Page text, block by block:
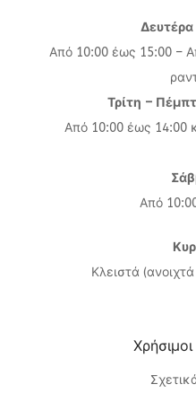
Από 10:00 έως 15:00 –
Τρίτη –
Από 10:00 έως 14:00
Από
Κλειστά